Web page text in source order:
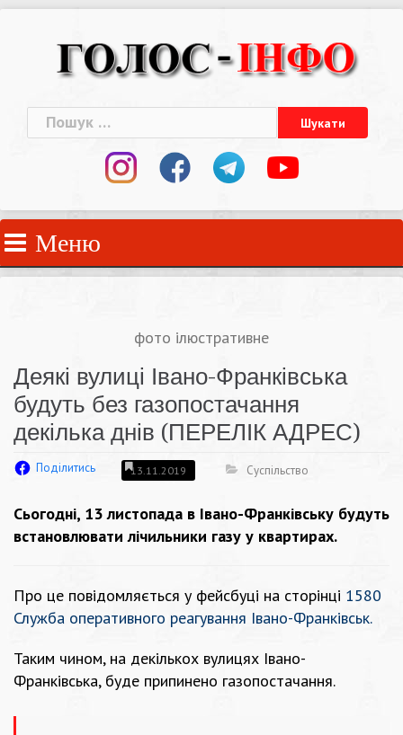
Пошук:
Меню
фото ілюстративне
Деякі вулиці Івано-Франківська
будуть без газопостачання
декілька днів (ПЕРЕЛІК АДРЕС)
Поділитись 13.11.2019 Суспільство
Сьогодні, 13 листопада в Івано-Франківську будуть
встановлювати лічильники газу у квартирах.
Про це повідомляється у фейсбуці на сторінці 1580
Служба оперативного реагування Івано-Франківськ.
Таким чином, на декількох вулицях Івано-
Франківська, буде припинено газопостачання.